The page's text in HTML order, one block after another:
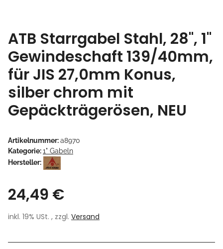
ATB Starrgabel Stahl, 28", 1"
Gewindeschaft 139/40mm,
für JIS 27,0mm Konus,
silber chrom mit
Gepäckträgerösen, NEU
Artikelnummer:a8970
Kategorie:1" Gabeln
Hersteller:
24,49 €
inkl. 19% USt. , zzgl. Versand